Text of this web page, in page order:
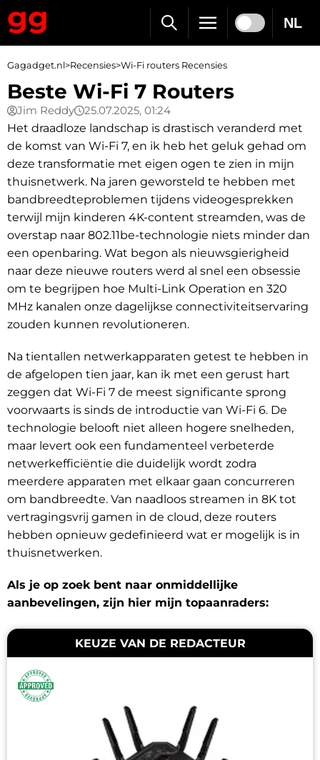
NL
Gagadget.nl>Recensies>Wi-Fi routers Recensies
Beste Wi-Fi 7 Routers
Jim Reddy
25.07.2025, 01:24
Het draadloze landschap is drastisch veranderd met
de komst van Wi-Fi 7, en ik heb het geluk gehad om
deze transformatie met eigen ogen te zien in mijn
thuisnetwerk. Na jaren geworsteld te hebben met
bandbreedteproblemen tijdens videogesprekken
terwijl mijn kinderen 4K-content streamden, was de
overstap naar 802.11be-technologie niets minder dan
een openbaring. Wat begon als nieuwsgierigheid
naar deze nieuwe routers werd al snel een obsessie
om te begrijpen hoe Multi-Link Operation en 320
MHz kanalen onze dagelijkse connectiviteitservaring
zouden kunnen revolutioneren.
Na tientallen netwerkapparaten getest te hebben in
de afgelopen tien jaar, kan ik met een gerust hart
zeggen dat Wi-Fi 7 de meest significante sprong
voorwaarts is sinds de introductie van Wi-Fi 6. De
technologie belooft niet alleen hogere snelheden,
maar levert ook een fundamenteel verbeterde
netwerkefficiëntie die duidelijk wordt zodra
meerdere apparaten met elkaar gaan concurreren
om bandbreedte. Van naadloos streamen in 8K tot
vertragingsvrij gamen in de cloud, deze routers
hebben opnieuw gedefinieerd wat er mogelijk is in
thuisnetwerken.
Als je op zoek bent naar onmiddellijke
aanbevelingen, zijn hier mijn topaanraders:
KEUZE VAN DE REDACTEUR